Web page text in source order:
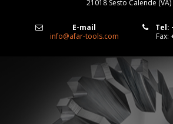
21018 Sesto Calende (VA)
E-mail
info@afar-tools.com
Tel:
Fax: